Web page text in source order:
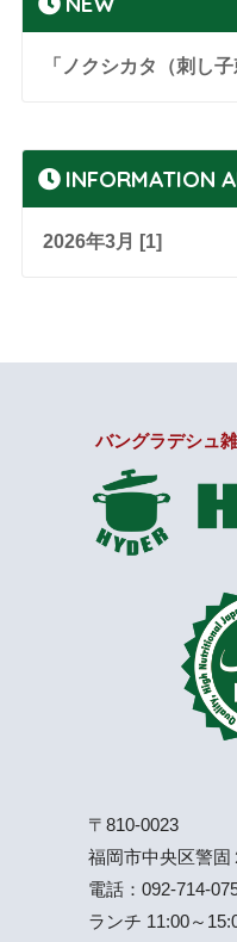
「ノクシカタ（刺し
INFORMATION
2026年3月 [1]
バングラデシュ
〒810-0023
福岡市中央区警固
電話： 092-714-
ランチ 11:00～